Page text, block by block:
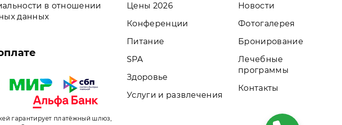
в отношении
данных
гарантирует платёжный шлюз,
Цены 2026
Конференции
Питание
SPA
Здоровье
Услуги и развлечения
Новости
Фотогалерея
Бронирование
Лечебные
программы
Контакты